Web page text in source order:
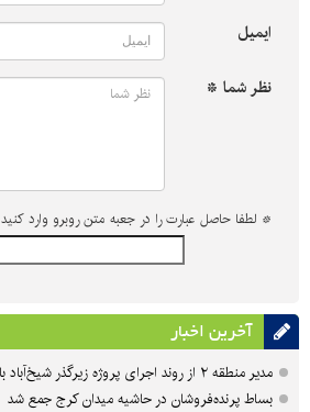
ایمیل
نظر شما *
* لطفا حاصل عبارت را در جعبه متن روبرو وارد کنید
آخرین اخبار
مدیر منطقه ۲ از روند اجرای پروژه زیرگذر شیخ‌آباد بازدید کرد
بساط پرنده‌فروشان در حاشیه میدان کرج جمع شد